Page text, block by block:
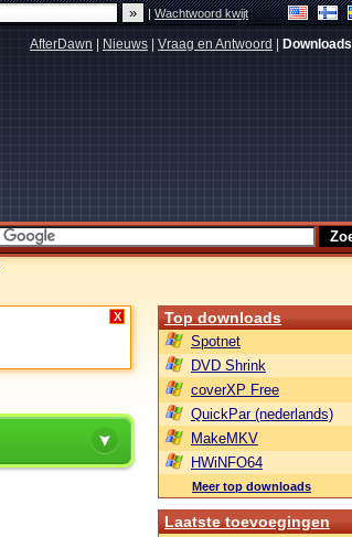
|Wachtwoord kwijt
AfterDawn Nieuws Vraag en Antwoord Downloads
X Top downloads
Spotnet
DVD Shrink
coverXP Free
QuickPar (nederlands)
MakeMKV
HWiNFO64
Meer top downloads
Laatste toevoegingen